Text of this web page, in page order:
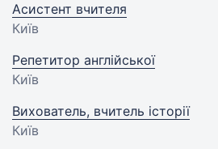
Асистент вчителя
Київ
Репетитор англійської
Київ
Вихователь, вчитель історії
Київ